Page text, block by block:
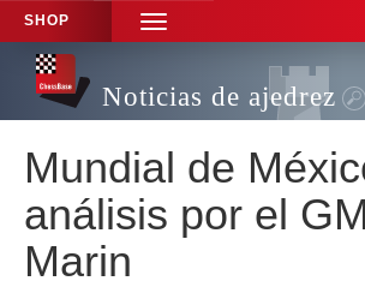
SHOP
TOGGLE
NAVIGATION
Noticias de ajedrez
Mundial de
análisis por el
Marin